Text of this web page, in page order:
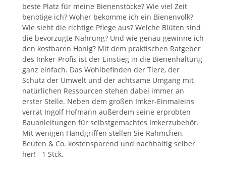
beste Platz für meine Bienenstöcke? Wie viel Zeit
benötige ich? Woher bekomme ich ein Bienenvolk?
Wie sieht die richtige Pflege aus? Welche Blüten sind
die bevorzugte Nahrung? Und wie genau gewinne ich
den kostbaren Honig? Mit dem praktischen Ratgeber
des Imker-Profis ist der Einstieg in die Bienenhaltung
ganz einfach. Das Wohlbefinden der Tiere, der
Schutz der Umwelt und der achtsame Umgang mit
natürlichen Ressourcen stehen dabei immer an
erster Stelle. Neben dem großen Imker-Einmaleins
verrät Ingolf Hofmann außerdem seine erprobten
Bauanleitungen für selbstgemachtes Imkerzubehör.
Mit wenigen Handgriffen stellen Sie Rähmchen,
Beuten & Co. kostensparend und nachhaltig selber
her! 1 Stck.